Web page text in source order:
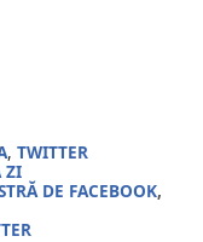
, TWITTER
ZI
DE FACEBOOK,